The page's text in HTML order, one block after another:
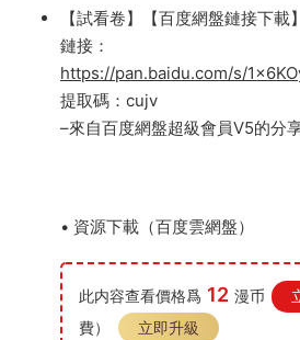
【試看卷】【百度網盤鏈接下載】
鏈接：
https://pan.baidu.com/s/
提取碼：cujv
–來自百度網盤超級會員V5的分
• 資源下載（百度雲網盤）
此内容查看價格爲 12 漫币
費）
立即升級